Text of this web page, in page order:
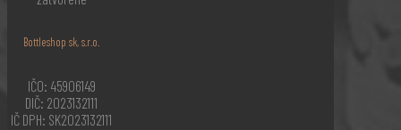
Bottleshop sk, s.r.o.
IČO: 45906149
DIČ: 2023132111
IČ DPH: SK2023132111